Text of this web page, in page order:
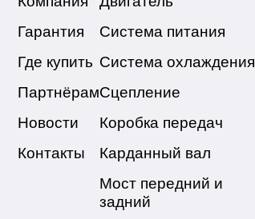
Гарантия
Где купить
Партнёрам
Новости
Контакты
Система питания
Система охлаждения
Сцепление
Коробка передач
Карданный вал
Мост передний и
задний